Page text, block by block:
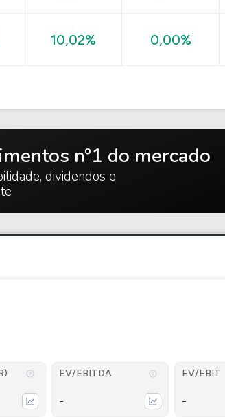
10,02% 0,00%
nº1 do mercado
dividendos e
EV/EBITDA
-
EV/EBIT
-